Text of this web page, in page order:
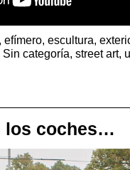
, efímero, escultura,
Sin categoría, street art,
los coches…